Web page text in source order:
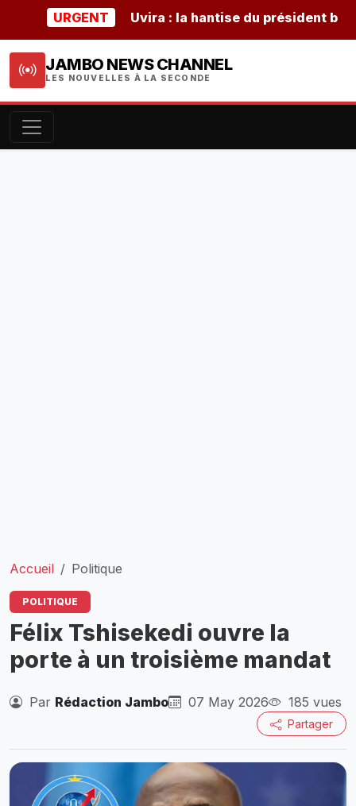
URGENT Uvira : la hantise du président
JAMBO NEWS CHANNEL
LES NOUVELLES À LA SECONDE
Accueil Politique
POLITIQUE
Félix Tshisekedi ouvre la
porte à un troisième mandat
Par Rédaction Jambo 07 May 2026 185 vues
Partager